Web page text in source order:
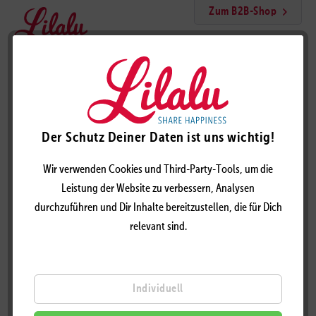
Zum B2B-Shop
Der Schutz Deiner Daten ist uns wichtig!
Wir verwenden Cookies und Third-Party-Tools, um die
Leistung der Website zu verbessern, Analysen
durchzuführen und Dir Inhalte bereitzustellen, die für Dich
relevant sind.
Individuell
ANGIE ENTE - DESIGN BY LILALU